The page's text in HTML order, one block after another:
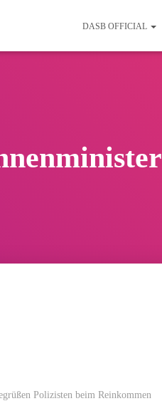
DASB OFFICIAL
Polizisten beim Reinkommen